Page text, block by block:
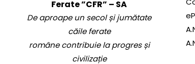
Ferate ”CFR” – SA
De aproape un secol și jumătate
căile ferate
române contribuie la progres și
civilizație